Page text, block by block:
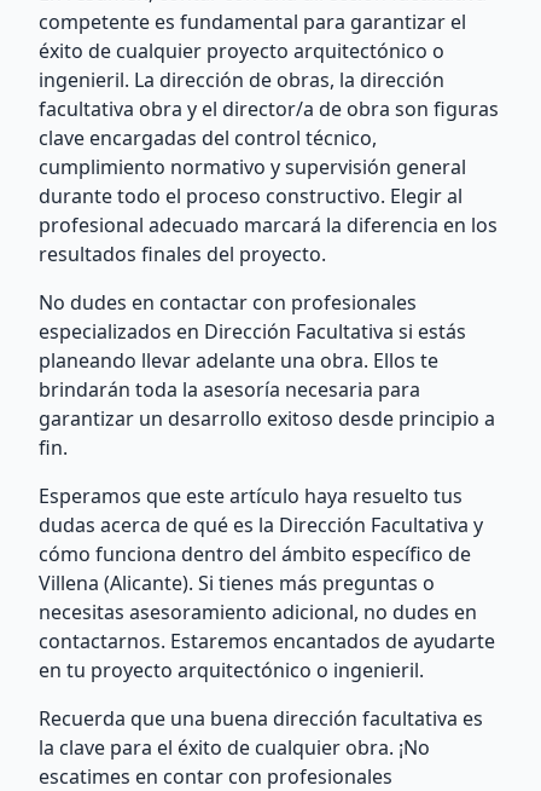
competente es fundamental para garantizar el
éxito de cualquier proyecto arquitectónico o
ingenieril. La dirección de obras, la dirección
facultativa obra y el director/a de obra son figuras
clave encargadas del control técnico,
cumplimiento normativo y supervisión general
durante todo el proceso constructivo. Elegir al
profesional adecuado marcará la diferencia en los
resultados finales del proyecto.
No dudes en contactar con profesionales
especializados en Dirección Facultativa si estás
planeando llevar adelante una obra. Ellos te
brindarán toda la asesoría necesaria para
garantizar un desarrollo exitoso desde principio a
fin.
Esperamos que este artículo haya resuelto tus
dudas acerca de qué es la Dirección Facultativa y
cómo funciona dentro del ámbito específico de
Villena (Alicante). Si tienes más preguntas o
necesitas asesoramiento adicional, no dudes en
contactarnos. Estaremos encantados de ayudarte
en tu proyecto arquitectónico o ingenieril.
Recuerda que una buena dirección facultativa es
la clave para el éxito de cualquier obra. ¡No
escatimes en contar con profesionales